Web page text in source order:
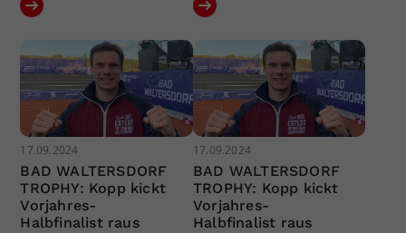
17.09.2024
BAD WALTERSDORF
TROPHY: Kopp kickt
Vorjahres-
Halbfinalist raus
17.09.2024
BAD WALTERSDORF
TROPHY: Kopp kickt
Vorjahres-
Halbfinalist raus